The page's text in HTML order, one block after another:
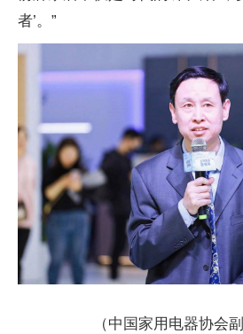
者’。”
（中 国家用电器协会